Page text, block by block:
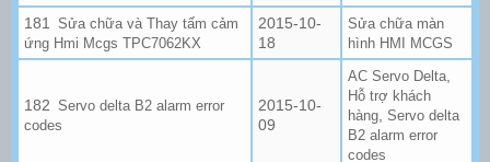
Sửa chữa và Thay tấm cảm
ứng Hmi Mcgs TPC7062KX
2015-10-
18
Sửa chữa màn
hình HMI MCGS
Servo delta B2 alarm error
codes
2015-10-
09
AC Servo Delta
Hỗ trợ khách
hàng Servo delta
B2 alarm error
codes